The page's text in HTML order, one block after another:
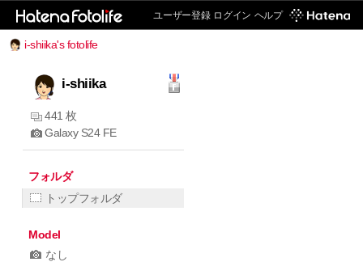
ユーザー登録 ログイン ヘルプ
i-shiika's fotolife
i-shiika
441 枚
Galaxy S24 FE
フォルダ
トップフォルダ
Model
なし